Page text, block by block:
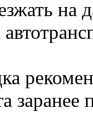
на
заранее